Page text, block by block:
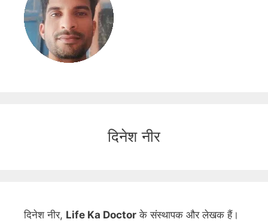
दिनेश नीर
दिनेश नीर, Life Ka Doctor के संस्थापक और लेखक हैं।